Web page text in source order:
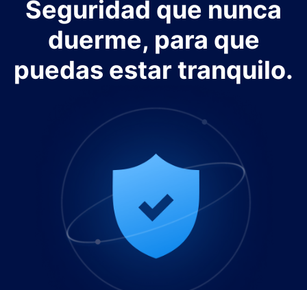
Seguridad que nunca
duerme, para que
puedas estar tranquilo.